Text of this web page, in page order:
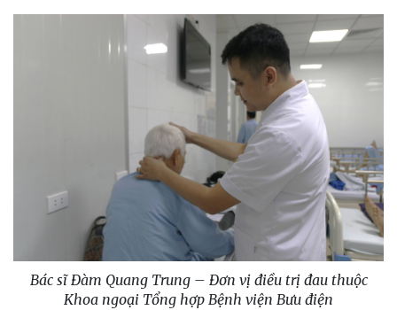
Bác sĩ Đàm Quang Trung – Đơn vị điều trị đau thuộc
Khoa ngoại Tổng hợp Bệnh viện Bưu điện